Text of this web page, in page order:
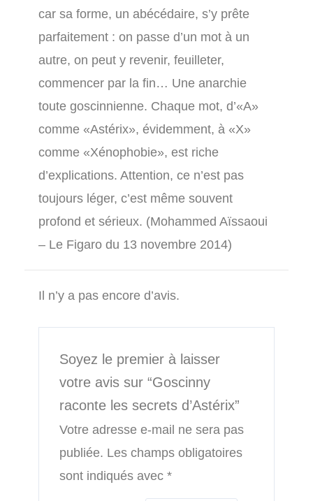
car sa forme, un abécédaire, s’y prête
parfaitement : on passe d’un mot à un
autre, on peut y revenir, feuilleter,
commencer par la fin… Une anarchie
toute goscinnienne. Chaque mot, d’«A»
comme «Astérix», évidemment, à «X»
comme «Xénophobie», est riche
d’explications. Attention, ce n’est pas
toujours léger, c’est même souvent
profond et sérieux. (Mohammed Aïssaoui
– Le Figaro du 13 novembre 2014)
Il n’y a pas encore d’avis.
Soyez le premier à laisser
votre avis sur “Goscinny
raconte les secrets d’Astérix”
Votre adresse e-mail ne sera pas
publiée. Les champs obligatoires
sont indiqués avec*